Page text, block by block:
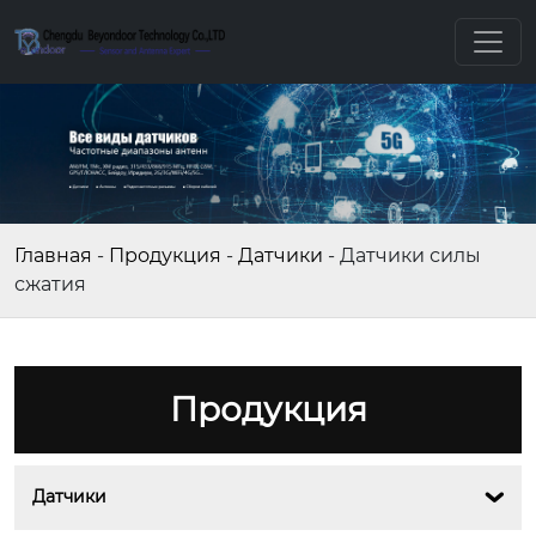
Главная - Продукция - Датчики - Датчики силы
сжатия
Продукция
Датчики 